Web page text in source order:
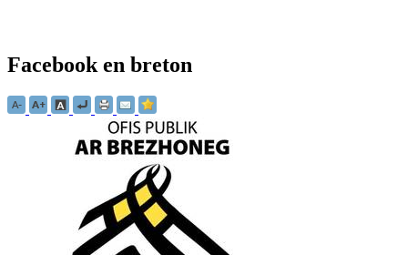
Facebook en breton